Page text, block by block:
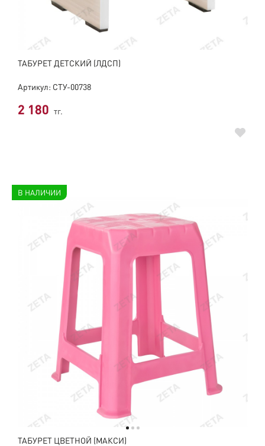
ТАБУРЕТ ДЕТСКИЙ (ЛДСП)
Артикул: СТУ-00738
2 180 тг.
В НАЛИЧИИ
ТАБУРЕТ ЦВЕТНОЙ (МАКСИ)